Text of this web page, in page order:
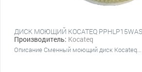
ДИСК МОЮЩИЙ KOCATEQ
Производитель: Kocateq
Описание Сменный моющий диск Kocateq...